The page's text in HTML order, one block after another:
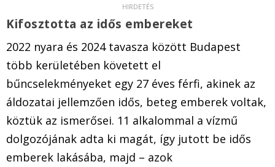
Kifosztotta az idős embereket
2022 nyara és 2024 tavasza között Budapest
több kerületében követett el
bűncselekményeket egy 27 éves férfi, akinek az
áldozatai jellemzően idős, beteg emberek voltak,
köztük az ismerősei. 11 alkalommal a vízmű
dolgozójának adta ki magát, így jutott be idős
emberek lakásába, majd – azok